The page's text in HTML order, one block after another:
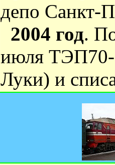
депо Санкт-
2004 год.
июля ТЭП70-
Луки) и